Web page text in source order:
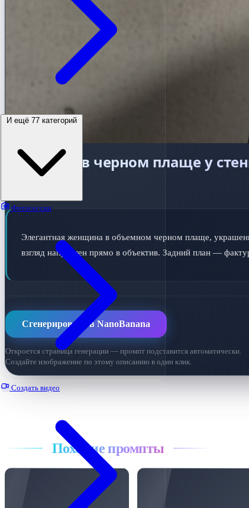
И ещё 77 категорий
Фотосессии
Создать видео
Женщина в черном плаще у
Элегантная женщина в объемном черном плаще,
взгляд направлен прямо в объектив. Задний план —
Сгенерировать в NanoBanana
Откроется страница генерации — промпт подставится автоматически.
Создайте изображение по этому описанию в один клик.
Все промпты
Похожие промпты